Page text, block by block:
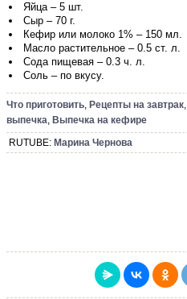
Яйца – 5 шт.
Сыр – 70 г.
Кефир или молоко 1% – 150 мл.
Масло растительное – 0.5 ст. л.
Сода пищевая – 0.3 ч. л.
Соль – по вкусу.
Что приготовить, Рецепты на завтрак,
выпечка, Выпечка на кефире
RUTUBE: Марина Чернова